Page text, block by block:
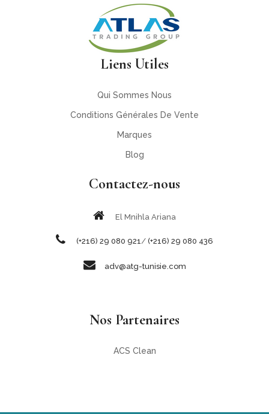
Liens Utiles
Qui Sommes Nous
Conditions Générales De Vente
Marques
Blog
Contactez-nous
El Mnihla Ariana
(+216) 29 080 921/ (+216) 29 080 436
adv@atg-tunisie.com
Nos Partenaires
ACS Clean